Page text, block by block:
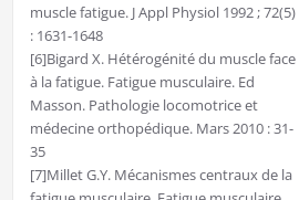
muscle fatigue. J Appl Physiol 1992 ; 72(5)
: 1631-1648
[6]Bigard X. Hétérogénité du muscle face
à la fatigue. Fatigue musculaire. Ed
Masson. Pathologie locomotrice et
médecine orthopédique. Mars 2010 : 31-
35
[7]Millet G.Y. Mécanismes centraux de la